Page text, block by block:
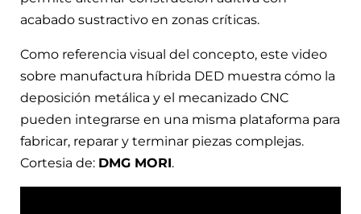
acabado sustractivo en zonas críticas.
Como referencia visual del concepto, este video
sobre manufactura híbrida DED muestra cómo la
deposición metálica y el mecanizado CNC
pueden integrarse en una misma plataforma para
fabricar, reparar y terminar piezas complejas.
Cortesia de: DMG MORI.